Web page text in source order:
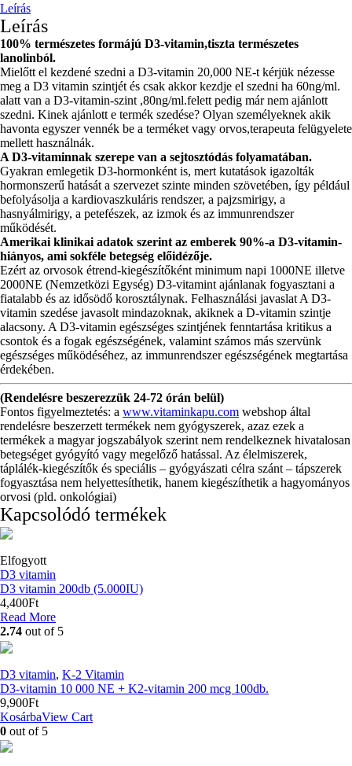
Leírás
Leírás
100% természetes formájú D3-vitamin,tiszta természetes
lanolinból.
Mielőtt el kezdené szedni a D3-vitamin 20,000 NE-t kérjük nézesse
meg a D3 vitamin szintjét és csak akkor kezdje el szedni ha 60ng/ml.
alatt van a D3-vitamin-szint ,80ng/ml.felett pedig már nem ajánlott
szedni. Kinek ajánlott e termék szedése? Olyan személyeknek akik
havonta egyszer vennék be a terméket vagy orvos,terapeuta felügyelete
mellett használnák.
A D3-vitaminnak szerepe van a sejtosztódás folyamatában.
Gyakran emlegetik D3-hormonként is, mert kutatások igazolták
hormonszerű hatását a szervezet szinte minden szövetében, így például
befolyásolja a kardiovaszkuláris rendszer, a pajzsmirigy, a
hasnyálmirigy, a petefészek, az izmok és az immunrendszer
működését.
Amerikai klinikai adatok szerint az emberek 90%-a D3-vitamin-
hiányos, ami sokféle betegség előidézője.
Ezért az orvosok étrend-kiegészítőként minimum napi 1000NE illetve
2000NE (Nemzetközi Egység) D3-vitamint ajánlanak fogyasztani a
fiatalabb és az idősödő korosztálynak. Felhasználási javaslat A D3-
vitamin szedése javasolt mindazoknak, akiknek a D-vitamin szintje
alacsony. A D3-vitamin egészséges szintjének fenntartása kritikus a
csontok és a fogak egészségének, valamint számos más szervünk
egészséges működéséhez, az immunrendszer egészségének megtartása
érdekében.
(Rendelésre beszerezzük 24-72 órán belül)
Fontos figyelmeztetés: a www.vitaminkapu.com webshop által
rendelésre beszerzett termékek nem gyógyszerek, azaz ezek a
termékek a magyar jogszabályok szerint nem rendelkeznek hivatalosan
betegséget gyógyító vagy megelőző hatással. Az élelmiszerek,
táplálék-kiegészítők és speciális – gyógyászati célra szánt – tápszerek
fogyasztása nem helyettesíthetik, hanem kiegészíthetik a hagyományos
orvosi (pld. onkológiai)
Kapcsolódó termékek
Elfogyott
D3 vitamin
D3 vitamin 200db (5.000IU)
4,400Ft
Read More
2.74 out of 5
D3 vitamin, K-2 Vitamin
D3-vitamin 10 000 NE + K2-vitamin 200 mcg 100db.
9,900Ft
KosárbaView Cart
0 out of 5